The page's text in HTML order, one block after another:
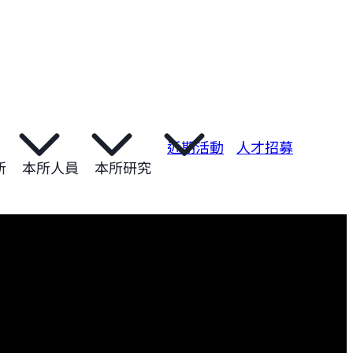
本所人員 本所研究
近期活動 人才招募